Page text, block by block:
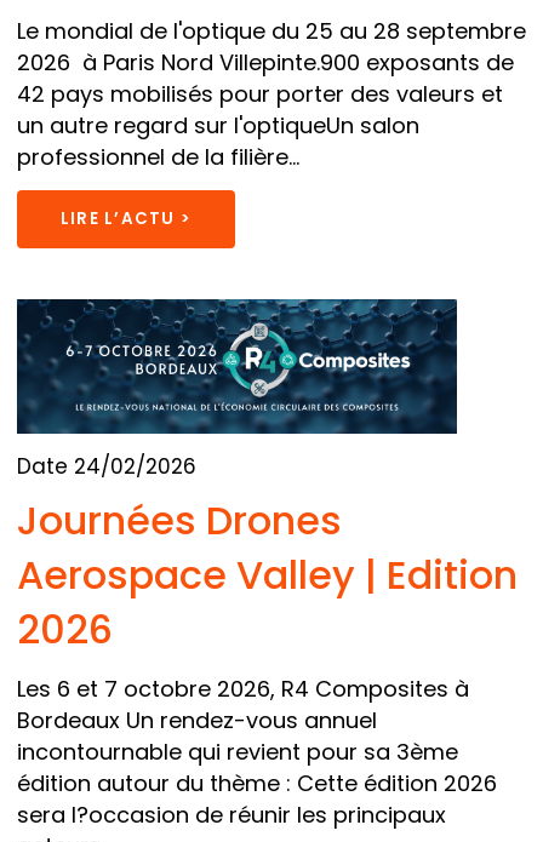
Le mondial de l'optique du 25 au 28 septembre
2026 à Paris Nord Villepinte.900 exposants de
42 pays mobilisés pour porter des valeurs et
un autre regard sur l'optiqueUn salon
professionnel de la filière...
LIRE L’ACTU >
Date 24/02/2026
Journées Drones
Aerospace Valley | Edition
2026
Les 6 et 7 octobre 2026, R4 Composites à
Bordeaux Un rendez-vous annuel
incontournable qui revient pour sa 3ème
édition autour du thème : Cette édition 2026
sera l?occasion de réunir les principaux